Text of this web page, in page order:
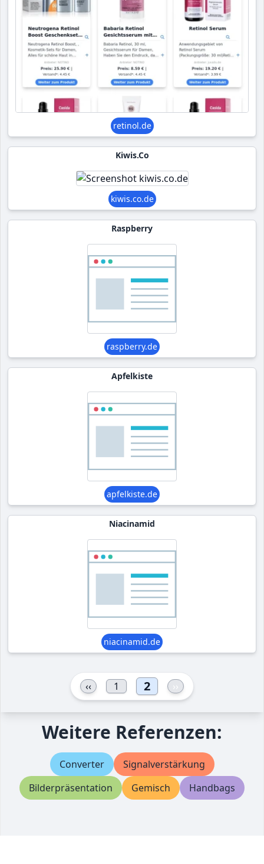
retinol.de
Kiwis.co
kiwis.co.de
Raspberry
raspberry.de
Apfelkiste
apfelkiste.de
Niacinamid
niacinamid.de
‹‹ 1 2 ››
Weitere Referenzen:
Converter
Signalverstärkung
Bilderpräsentation
Gemisch Handbags